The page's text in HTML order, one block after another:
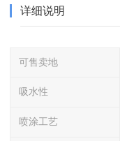
详细说明
可售卖地
吸水性
喷涂工艺